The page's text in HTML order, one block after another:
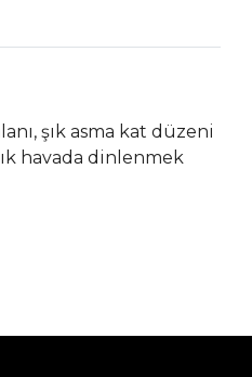
şık asma kat düzeni
havada dinlenmek